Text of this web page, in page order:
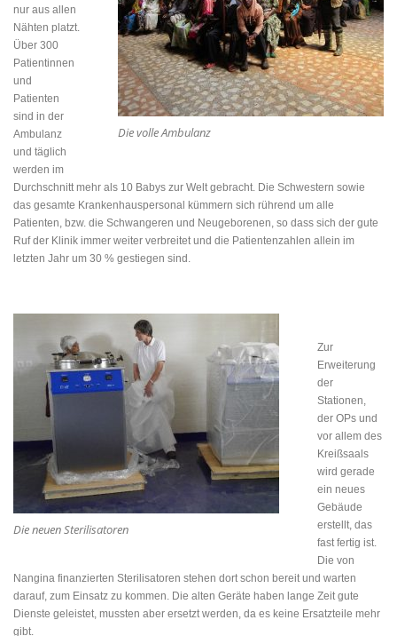
Die volle Ambulanz
nur aus allen
Nähten platzt.
Über 300
Patientinnen
und
Patienten
sind in der
Ambulanz
und täglich
werden im
Durchschnitt mehr als 10 Babys zur Welt gebracht. Die Schwestern sowie
das gesamte Krankenhauspersonal kümmern sich rührend um alle
Patienten, bzw. die Schwangeren und Neugeborenen, so dass sich der gute
Ruf der Klinik immer weiter verbreitet und die Patientenzahlen allein im
letzten Jahr um 30 % gestiegen sind.
Die neuen Sterilisatoren
Zur
Erweiterung
der
Stationen,
der OPs und
vor allem des
Kreißsaals
wird gerade
ein neues
Gebäude
erstellt, das
fast fertig ist.
Die von
Nangina finanzierten Sterilisatoren stehen dort schon bereit und warten
darauf, zum Einsatz zu kommen. Die alten Geräte haben lange Zeit gute
Dienste geleistet, mussten aber ersetzt werden, da es keine Ersatzteile mehr
gibt.